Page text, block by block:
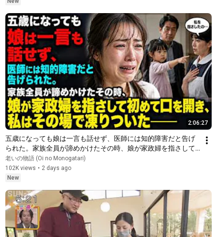
2:06:27
五歳になっても娘は一言も話せず、医師には知的障害だと告げ
られた。家族全員が諦めかけたその時、娘が家政婦を指さして
初めて口を開き、私はその場で凍りついた――
老いの物語 (Oi no Monogatari)
102K views • 2 days ago
New